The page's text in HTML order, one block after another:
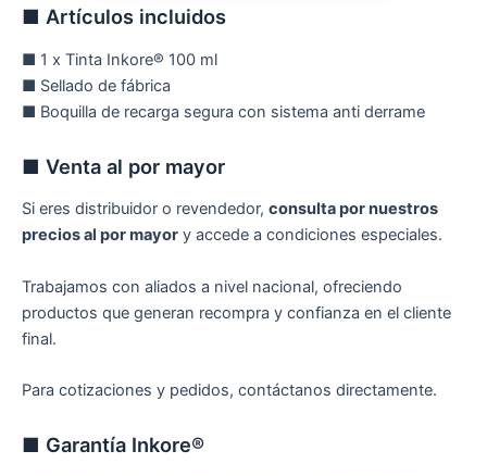
■ Artículos incluidos
■ 1 x Tinta Inkore® 100 ml
■ Sellado de fábrica
■ Boquilla de recarga segura con sistema anti derrame
■ Venta al por mayor
Si eres distribuidor o revendedor, consulta por nuestros
precios al por mayor y accede a condiciones especiales.
Trabajamos con aliados a nivel nacional, ofreciendo
productos que generan recompra y confianza en el cliente
final.
Para cotizaciones y pedidos, contáctanos directamente.
■ Garantía Inkore®